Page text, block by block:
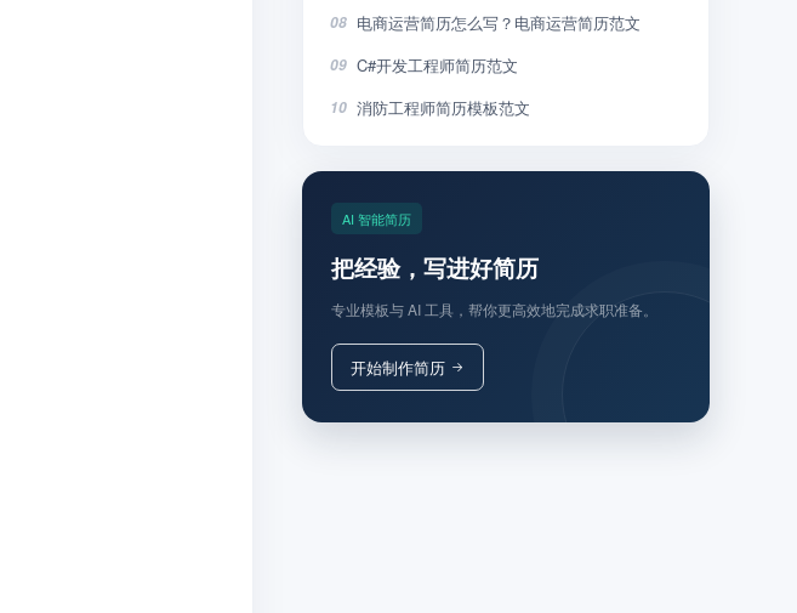
08 电商运营简历怎么写？电商运营简历范文
09 C#开发工程师简历范文
10 消防工程师简历模板范文
AI 智能简历
把经验，写进好简历
专业模板与 AI 工具，帮你更高效地完成求职准备。
开始制作简历